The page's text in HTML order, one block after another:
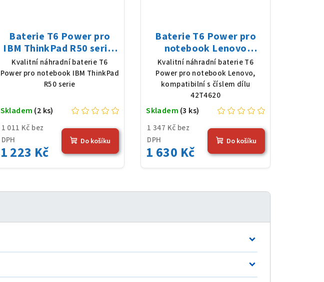
Baterie T6 Power pro
IBM ThinkPad R50 serie,
Li-Ion, 10,8 V, 5200 mAh
(56 Wh), černá
Kvalitní náhradní baterie T6
Power pro notebook IBM ThinkPad
R50 serie
1 011 Kč bez
DPH
1 223 Kč
Skladem (2 ks)
Do košíku
Baterie T6 Power pro
notebook Lenovo
42T4620, Li-Ion, 10,8 V,
7800 mAh (84 Wh), černá
Kvalitní náhradní baterie T6
Power pro notebook Lenovo,
kompatibilní s číslem dílu
42T4620
1 347 Kč bez
DPH
1 630 Kč
Skladem (3 ks)
Do košíku